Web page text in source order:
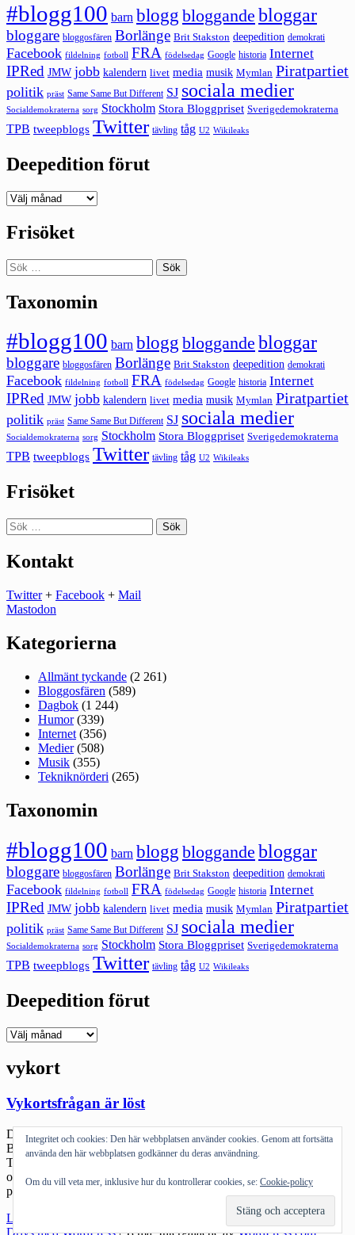
#blogg100 barn blogg bloggande bloggar
bloggare bloggosfären Borlänge Brit Stakston deepedition demokrati
Facebook fildelning fotboll FRA födelsedag Google historia Internet
IPRed JMW jobb kalendern livet media musik Mymlan Piratpartiet
politik präst Same Same But Different SJ sociala medier
Socialdemokraterna sorg Stockholm Stora Bloggpriset Sverigedemokraterna
TPB tweepblogs Twitter tävling tåg U2 Wikileaks
Deepedition förut
Deepedition
Frisöket
Sök
efter:
Taxonomin
#blogg100 barn blogg bloggande bloggar
bloggare bloggosfären Borlänge Brit Stakston deepedition demokrati
Facebook fildelning fotboll FRA födelsedag Google historia Internet
IPRed JMW jobb kalendern livet media musik Mymlan Piratpartiet
politik präst Same Same But Different SJ sociala medier
Socialdemokraterna sorg Stockholm Stora Bloggpriset Sverigedemokraterna
TPB tweepblogs Twitter tävling tåg U2 Wikileaks
Frisöket
Sök
efter:
Kontakt
Twitter+ Facebook + Mail
Mastodon
Kategorierna
Allmänt tyckande (2 261)
Bloggosfären (589)
Dagbok (1 244)
Humor(339)
Internet (356)
Medier(508)
Musik (355)
Tekniknörderi (265)
Taxonomin
#blogg100 barn blogg bloggande bloggar
bloggare bloggosfären Borlänge Brit Stakston deepedition demokrati
Facebook fildelning fotboll FRA födelsedag Google historia Internet
IPRed JMW jobb kalendern livet media musik Mymlan Piratpartiet
politik präst Same Same But Different SJ sociala medier
Socialdemokraterna sorg Stockholm Stora Bloggpriset Sverigedemokraterna
TPB tweepblogs Twitter tävling tåg U2 Wikileaks
Deepedition förut
Deepedition
vykort
Vykortsfrågan är löst
Den här artikeln om att det var svårt att få tag på lokala vykort i
Borlänge kändes viktig att notera. Bland annat valde Borlänge
Tidning att slå upp den på en helsida på typ sida 5. Stort problem
onekligen. Enligt PTS undersökning om Svenska folkets brev och
postvanor räknar man att hela 37 % av […]
Läs mer
är
Drivs med WordPress |Tema: Intergalactic avWordPress.com.
Integritet och cookies: Den här webbplatsen använder cookies. Genom att fortsätta
använda den här webbplatsen godkänner du deras användning.
Om du vill veta mer, inklusive hur du kontrollerar cookies, se: Cookie-policy